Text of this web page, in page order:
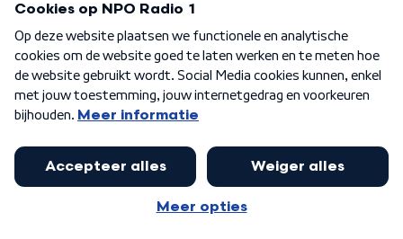
Algemene voorwaarden